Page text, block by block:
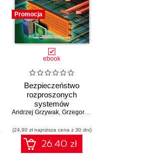
Promocja
ebook
Bezpieczeństwo
rozproszonych
systemów
informatycznych
Andrzej Grzywak, Grzegorz Widenka
(24,90 zł najniższa cena z 30 dni)
26.40 zł